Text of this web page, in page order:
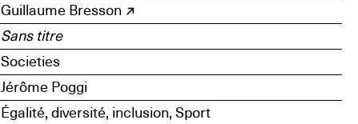
Guillaume Bresson
Sans titre
Societies
Jérôme Poggi
Égalité, diversité, inclusion, Sport